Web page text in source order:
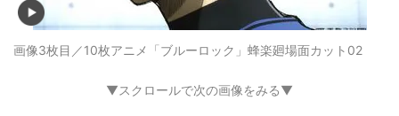
画像3枚目／10枚アニメ「ブルーロック」蜂楽廻場面カット02
▼スクロールで次の画像をみる▼